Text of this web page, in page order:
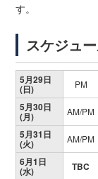
す。
スケジュ
5月29日
(日) PM
5月30日
(月) AM/PM
5月31日
(火) AM/PM
6月1日
(水) TBC